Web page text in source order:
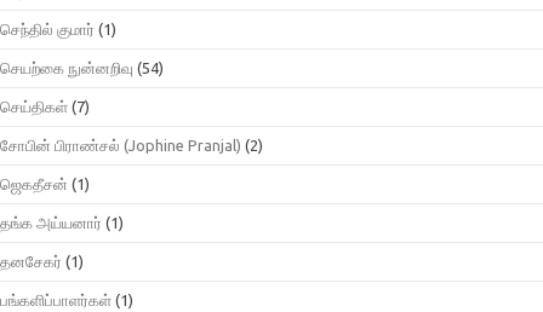
செந்தில் குமார் (1)
செயற்கை நுன்னறிவு (54)
செய்திகள் (7)
சோபின் பிராண்சல் (Jophine Pranjal) (2)
ஜெகதீசன் (1)
தங்க அய்யனார் (1)
தனசேகர் (1)
பங்களிப்பாளர்கள் (1)